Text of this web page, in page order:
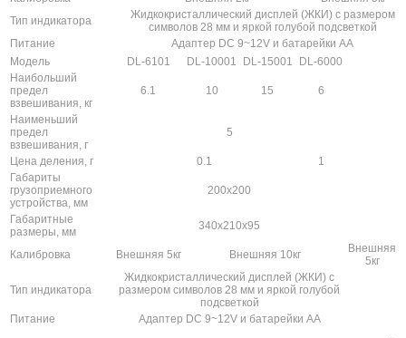
Тип индикатора
Жидкокристаллический дисплей (ЖКИ) с размером
символов 28 мм и яркой голубой подсветкой
Питание
Адаптер DC 9~12V и батарейки АА
Модель
DL-6101 DL-10001 DL-15001
DL-6000
Наибольший
предел
взвешивания, кг
6.1 10 15 6
Наименьший
предел
взвешивания, г
5
Цена деления, г 0.1
1
Габариты
грузоприемного
устройства, мм
200x200
Габаритные
размеры, мм
340x210x95
Калибровка Внешняя 5кг Внешняя 10кг
Внешняя
5кг
Тип индикатора
Жидкокристаллический дисплей (ЖКИ) с
размером символов 28 мм и яркой голубой
подсветкой
Питание
Адаптер DC 9~12V и батарейки АА